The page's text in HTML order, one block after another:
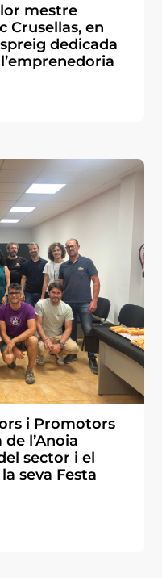
mestre
Crusellas, en
dedicada
i Promotors
l’Anoia
sector i el
seva Festa